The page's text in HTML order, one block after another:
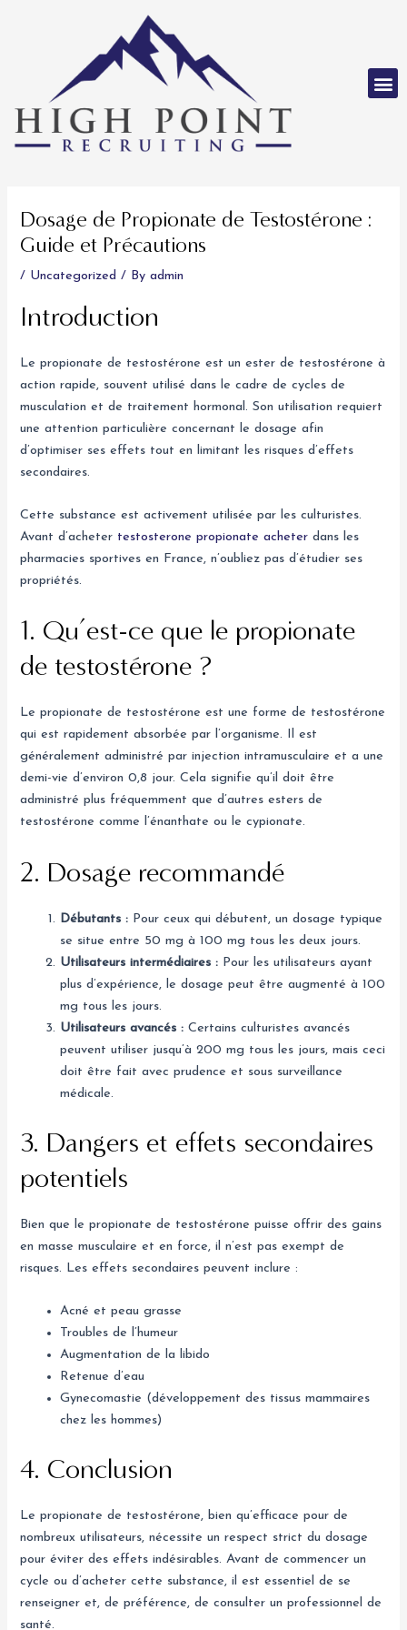
Dosage de Propionate de Testostérone :
Guide et Précautions
/ Uncategorized / Byadmin
Introduction
Le propionate de testostérone est un ester de testostérone à
action rapide, souvent utilisé dans le cadre de cycles de
musculation et de traitement hormonal. Son utilisation requiert
une attention particulière concernant le dosage afin
d’optimiser ses effets tout en limitant les risques d’effets
secondaires.
Cette substance est activement utilisée par les culturistes.
Avant d’acheter testosterone propionate acheter dans les
pharmacies sportives en France, n’oubliez pas d’étudier ses
propriétés.
1. Qu’est-ce que le propionate
de testostérone ?
Le propionate de testostérone est une forme de testostérone
qui est rapidement absorbée par l’organisme. Il est
généralement administré par injection intramusculaire et a une
demi-vie d’environ 0,8 jour. Cela signifie qu’il doit être
administré plus fréquemment que d’autres esters de
testostérone comme l’énanthate ou le cypionate.
2. Dosage recommandé
Débutants : Pour ceux qui débutent, un dosage typique
se situe entre 50 mg à 100 mg tous les deux jours.
Utilisateurs intermédiaires : Pour les utilisateurs ayant
plus d’expérience, le dosage peut être augmenté à 100
mg tous les jours.
Utilisateurs avancés : Certains culturistes avancés
peuvent utiliser jusqu’à 200 mg tous les jours, mais ceci
doit être fait avec prudence et sous surveillance
médicale.
3. Dangers et effets secondaires
potentiels
Bien que le propionate de testostérone puisse offrir des gains
en masse musculaire et en force, il n’est pas exempt de
risques. Les effets secondaires peuvent inclure :
Acné et peau grasse
Troubles de l’humeur
Augmentation de la libido
Retenue d’eau
Gynecomastie (développement des tissus mammaires
chez les hommes)
4. Conclusion
Le propionate de testostérone, bien qu’efficace pour de
nombreux utilisateurs, nécessite un respect strict du dosage
pour éviter des effets indésirables. Avant de commencer un
cycle ou d’acheter cette substance, il est essentiel de se
renseigner et, de préférence, de consulter un professionnel de
santé.